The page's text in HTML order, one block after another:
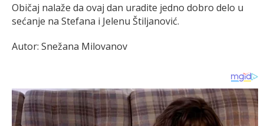
Običaj nalaže da ovaj dan uradite jedno dobro delo u
sećanje na Stefana i Jelenu Štiljanović.
Autor: Snežana Milovanov